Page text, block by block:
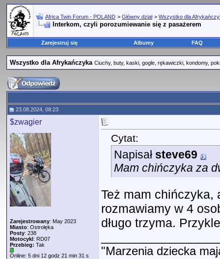
Africa Twin Forum - POLAND > Główny dział > Wszystko dla
Interkom, czyli porozumiewanie się z pasażerem
Zarejestruj się Albumy FAQ
Wszystko dla Afrykańczyka Ciuchy, buty, kaski, gogle, rękawiczki, kondomy,
23.08.2024, 08:23
$zwagier
Zarejestrowany: May 2023
Miasto: Ostrołęka
Posty: 238
Motocykl: RD07
Przebieg: Tak
Online: 5 dni 12 godz 21 min 31 s
Cytat:
Napisał steve69
Mam chińczyka za
Też mam chińczyka,
rozmawiamy w 4
długo trzyma.
"Marzenia dziecka